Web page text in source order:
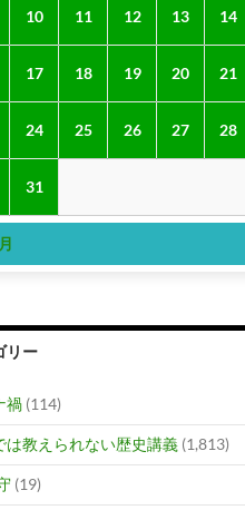
10 11 12 13 14
17 18 19 20 21
24 25 26 27 28
31
リー
禍 (114)
は教えられない歴史講義 (1,813)
(19)